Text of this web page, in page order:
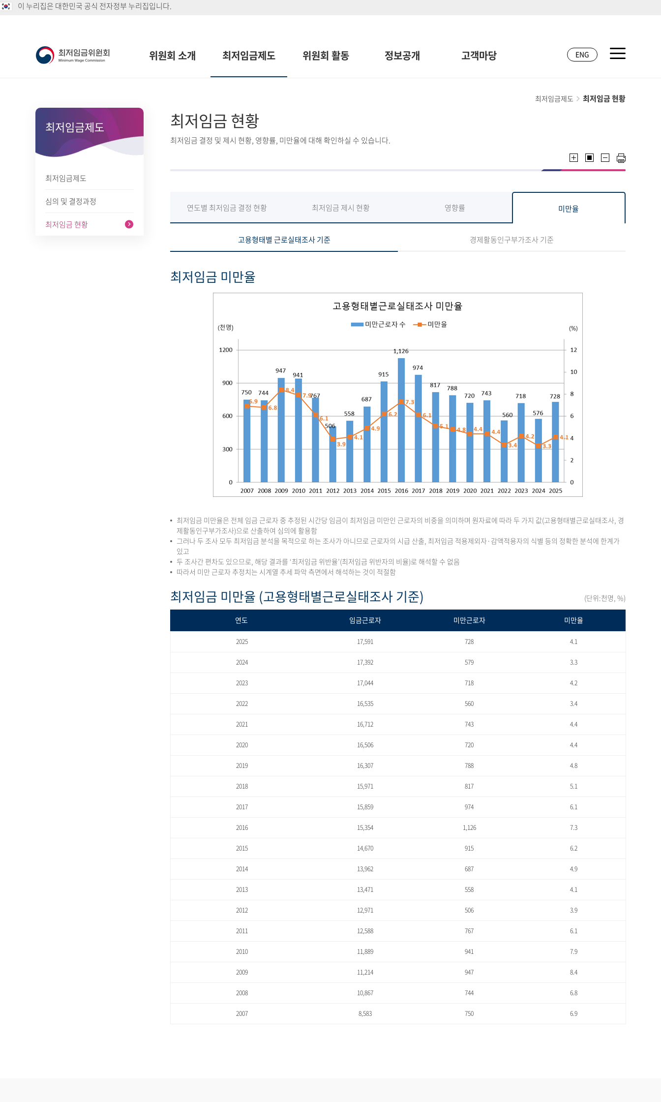
이 누리집은 대한민국 공식 전자정부 누리집입니다.
위원회 소개 최저임금제도 위원회 활동 정보공개 고객마당 ENG
최저임금제도
최저임금제도
심의 및 결정과정
최저임금 현황
최저임금제도 최저임금 현황
최저임금 현황
최저임금 결정 및 제시 현황, 영향률, 미만율에 대해 확인하실 수 있습니다.
연도별 최저임금 결정 현황 최저임금 제시 현황 영향률 미만율
고용형태별 근로실태조사 기준 경제활동인구부가조사 기준
최저임금 미만율
최저임금 미만율은 전체 임금 근로자 중 추정된 시간당 임금이 최저임금 미만인 근로자의 비중을 의미하며 원자료에 따라 두 가지 값(고용형태별근로실태조사, 경
제활동인구부가조사)으로 산출하여 심의에 활용함
그러나 두 조사 모두 최저임금 분석을 목적으로 하는 조사가 아니므로 근로자의 시급 산출, 최저임금 적용제외자·감액적용자의 식별 등의 정확한 분석에 한계가
있고
두 조사간 편차도 있으므로, 해당 결과를 ‘최저임금 위반율’(최저임금 위반자의 비율)로 해석할 수 없음
따라서 미만 근로자 추정치는 시계열 추세 파악 측면에서 해석하는 것이 적절함
최저임금 미만율 (고용형태별근로실태조사 기준) (단위:천명, %)
연도 임금근로자 미만근로자 미만율
2025 17,591 728 4.1
2024 17,392 579 3.3
2023 17,044 718 4.2
2022 16,535 560 3.4
2021 16,712 743 4.4
2020 16,506 720 4.4
2019 16,307 788 4.8
2018 15,971 817 5.1
2017 15,859 974 6.1
2016 15,354 1,126 7.3
2015 14,670 915 6.2
2014 13,962 687 4.9
2013 13,471 558 4.1
2012 12,971 506 3.9
2011 12,588 767 6.1
2010 11,889 941 7.9
2009 11,214 947 8.4
2008 10,867 744 6.8
2007 8,583 750 6.9